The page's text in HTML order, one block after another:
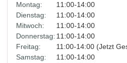
Montag:
11:00-14:00
Dienstag:
11:00-14:00
Mitwoch:
11:00-14:00
Donnerstag: 11:00-14:00
Freitag:
11:00-14:00 (Jetzt
Samstag:
11:00-14:00